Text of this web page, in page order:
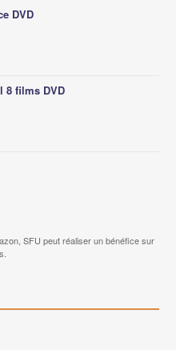
DVD
8 films DVD
SFU peut réaliser un bénéfice sur